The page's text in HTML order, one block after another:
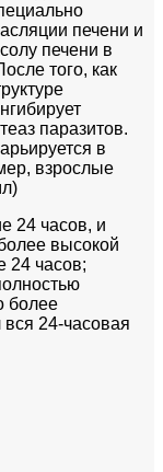
печени и
печени в
того, как
паразитов.
в
взрослые
24 часов, и
высокой
24 часов;
более
24-часовая